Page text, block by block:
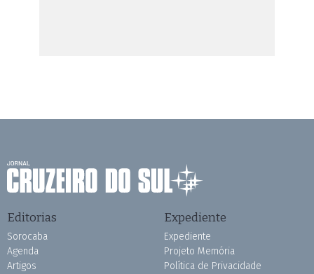
Editorias
Sorocaba
Agenda
Artigos
Expediente
Expediente
Projeto Memória
Política de Privacidade